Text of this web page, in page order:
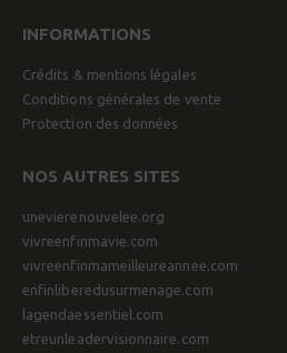
INFORMATIONS
Crédits & mentions légales
Conditions générales de vente
Protection des données
NOS AUTRES SITES
unevierenouvelee.org
vivreenfinmavie.com
vivreenfinmameilleureannee.com
enfinliberedusurmenage.com
lagendaessentiel.com
etreunleadervisionnaire.com